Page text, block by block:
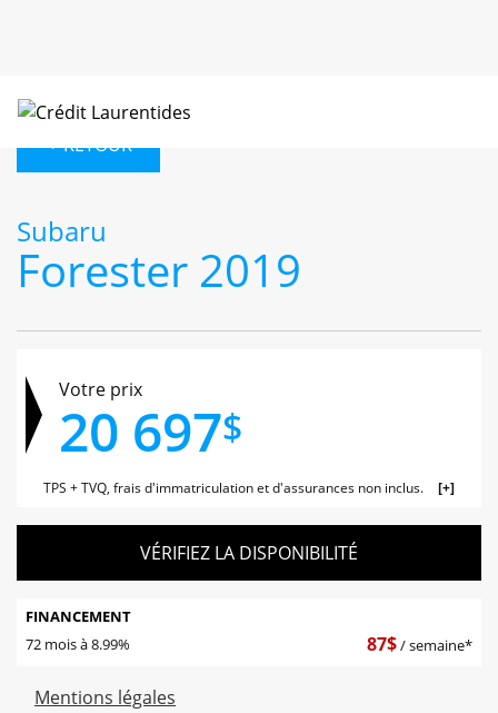
< RETOUR
Subaru
Forester 2019
Votre prix
20 697$
TPS + TVQ, frais d'immatriculation et d'assurances non inclus.
VÉRIFIEZ LA DISPONIBILITÉ
FINANCEMENT
72 mois à 8.99%
87$/ semaine*
Mentions légales